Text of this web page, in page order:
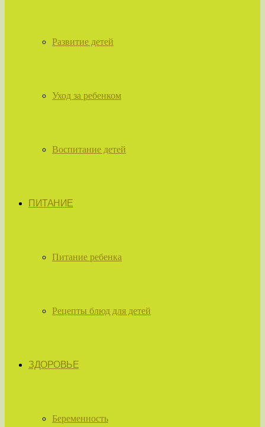
Развитие детей
Уход за ребенком
Воспитание детей
ПИТАНИЕ
Питание ребенка
Рецепты блюд для детей
ЗДОРОВЬЕ
Беременность